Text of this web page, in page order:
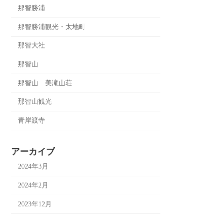
那智勝浦
那智勝浦観光・太地町
那智大社
那智山
那智山 美滝山荘
那智山観光
青岸渡寺
アーカイブ
2024年3月
2024年2月
2023年12月